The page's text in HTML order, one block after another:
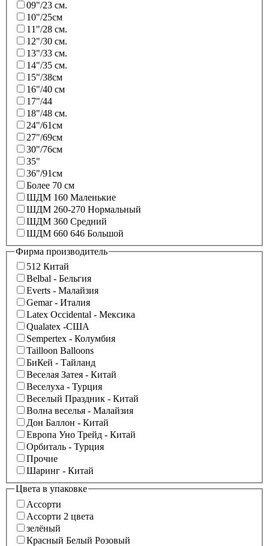
09"/23 см.
10"/25см
11"/28 см.
12"/30 см.
13"/33 см.
14"/35 см.
15"/38см
16"/40 см
17"/44
18"/48 см.
24"/61см
27"/69см
30"/76см
35"
36"/91см
Более 70 см
ШДМ 160 Маленькие
ШДМ 260-270 Нормальный
ШДМ 360 Средний
ШДМ 660 646 Большой
Фирма производитель
512 Китай
Belbal - Бельгия
Everts - Малайзия
Gemar - Италия
Latex Occidental - Мексика
Qualatex -США
Sempertex - Колумбия
Tailloon Balloons
БиКей - Тайланд
Веселая Затея - Китай
Веселуха - Турция
Веселый Праздник - Китай
Волна веселья - Малайзия
Дон Баллон - Китай
Европа Уно Трейд - Китай
Орбиталь - Турция
Прочие
Шаринг - Китай
Цвета в упаковке
Ассорти
Ассорти 2 цвета
зелёный
Красный Белый Розовый